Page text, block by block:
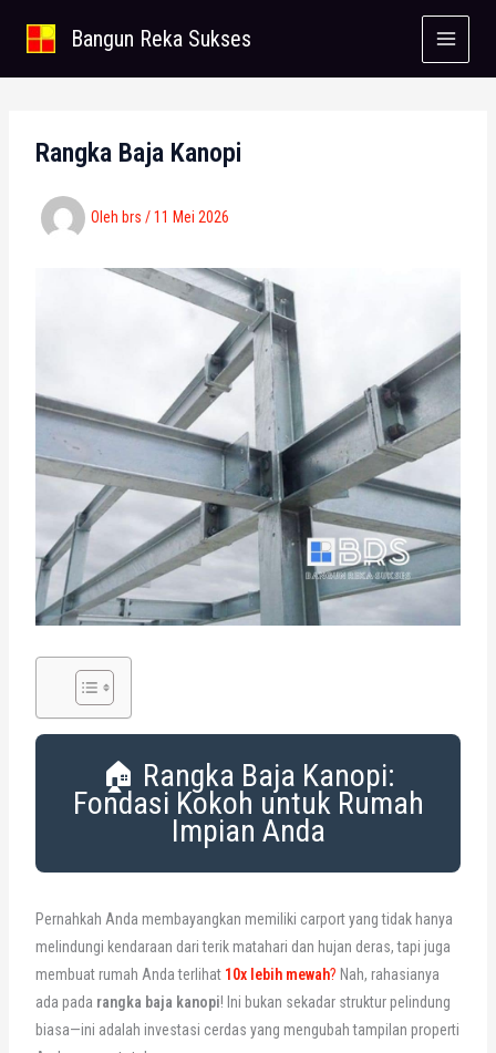
Bangun Reka Sukses
Rangka Baja Kanopi
Oleh brs /11 Mei 2026
🏠 Rangka Baja Kanopi:
Fondasi Kokoh untuk Rumah
Impian Anda
Pernahkah Anda membayangkan memiliki carport yang tidak hanya
melindungi kendaraan dari terik matahari dan hujan deras, tapi juga
membuat rumah Anda terlihat 10x lebih mewah? Nah, rahasianya
ada pada rangka baja kanopi! Ini bukan sekadar struktur pelindung
biasa—ini adalah investasi cerdas yang mengubah tampilan properti